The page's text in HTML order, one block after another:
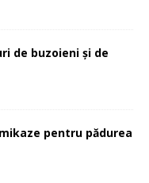
de buzoieni și de
pentru pădurea